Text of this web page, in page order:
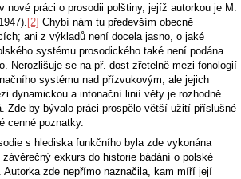
nové práci o prosodii polštiny, jejíž autorkou je M.
[2] Chybí nám tu především obecně
ani z výkladů není docela jasno, o jaké
systému prosodického také není podána
Nerozlišuje se na př. dost zřetelně mezi fonologií
systému nad přízvukovým, ale jejich
dynamickou a intonační linií věty je rozhodně
by bývalo práci prospělo větší užití příslušné
cenné poznatky.
s hlediska funkčního byla zde vykonána
exkurs do historie bádání o polské
zde nepřímo naznačila, kam míří její